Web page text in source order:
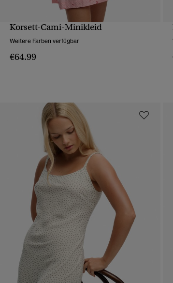
Korsett-Cami-Minikleid
Weitere Farben verfügbar
€64.99